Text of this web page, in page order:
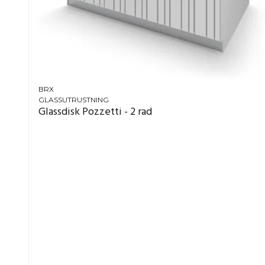
BRX
GLASSUTRUSTNING
Glassdisk Pozzetti - 2 rad